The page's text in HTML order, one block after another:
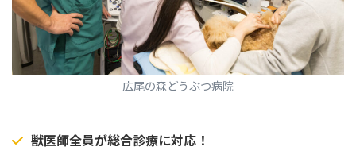
広尾の森どうぶつ病院
獣医師全員が総合診療に対応！